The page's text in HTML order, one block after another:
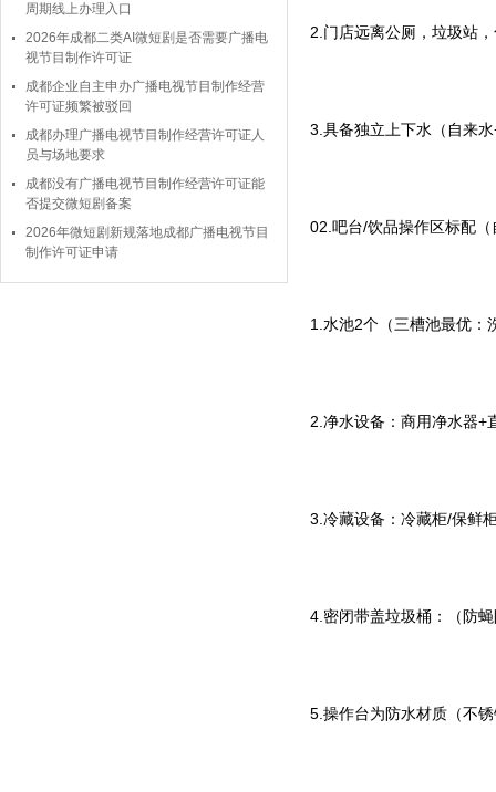
周期线上办理入口
2026年成都二类AI微短剧是否需要广播电
视节目制作许可证
成都企业自主申办广播电视节目制作经营
许可证频繁被驳回
成都办理广播电视节目制作经营许可证人
员与场地要求
成都没有广播电视节目制作经营许可证能
否提交微短剧备案
2026年微短剧新规落地成都广播电视节目
制作许可证申请
2.门店远离公厕，垃圾站
3.具备独立上下水（自来
02.吧台/饮品操作区标配
1.水池2个（三槽池最优：
2.净水设备：商用净水器+
3.冷藏设备：冷藏柜/保鲜
4.密闭带盖垃圾桶：（防
5.操作台为防水材质（不